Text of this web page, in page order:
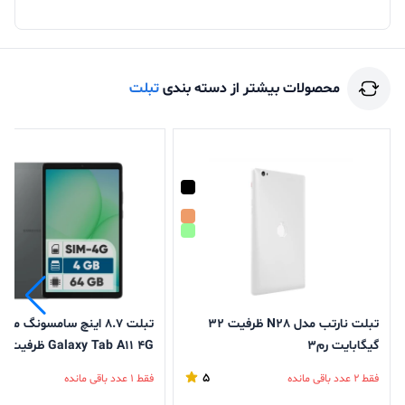
محصولات بیشتر از دسته بندیتبلت
تبلت نارتب مدل N28 ظرفیت 32
گیگابایت رم3
فقط 2 عدد باقی مانده 5
تبلت 8.7 اینچ سامسونگ
فقط 1 عدد باقی مانده